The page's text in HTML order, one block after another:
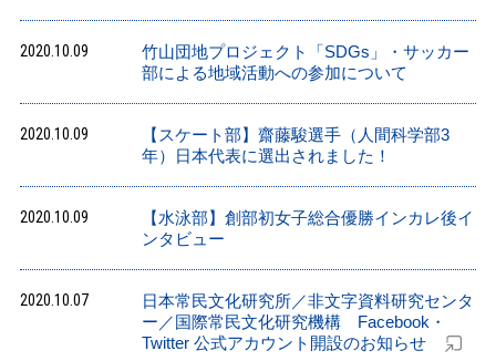
2020.10.09
竹山団地プロジェクト「SDGs」・サッカー
部による地域活動への参加について
2020.10.09
【スケート部】齋藤駿選手（人間科学部3
年）日本代表に選出されました！
2020.10.09
【水泳部】創部初女子総合優勝インカレ後イ
ンタビュー
2020.10.07
日本常民文化研究所／非文字資料研究センタ
ー／国際常民文化研究機構 Facebook・
Twitter 公式アカウント開設のお知らせ